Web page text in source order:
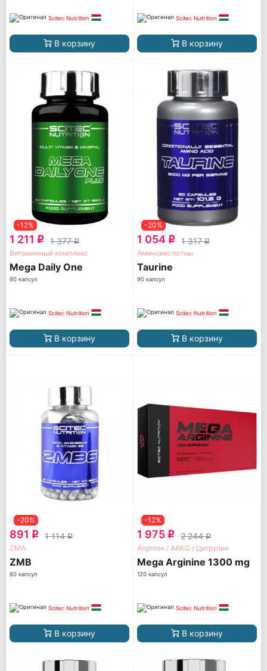
Scitec Nutrition
В корзину
Scitec Nutrition
В корзину
-12%
1 211 q 1 377q
Витаминный комплекс
Mega Daily One
60 капсул
Scitec Nutrition
В корзину
-20%
1 054 q 1 317q
Аминокислотны
Taurine
90 капсул
Scitec Nutrition
В корзину
-20%
891 q 1 114q
ZMA
ZMB
60 капсул
Scitec Nutrition
В корзину
-12%
1 975 q 2 244q
Arginine / AAKG / Цитрулин
Mega Arginine 1300 mg
120 капсул
Scitec Nutrition
В корзину